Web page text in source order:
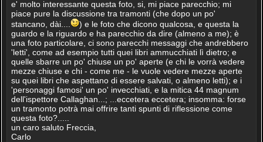
e' molto interessante questa foto, si, mi piace parecchio; mi
piace pure la discussione tra tramonti (che dopo un po'
stancano, dài....
) e le foto che dicono qualcosa, e questa la
guardo e la riguardo e ha parecchio da dire (almeno a me); è
una foto particolare, ci sono parecchi messaggi che andrebbero
'letti', come ad esempio tutti quei libri ammucchiati lì dietro; e
quelle sbarre un po' chiuse un po' aperte (e chi le vorrà vedere
mezze chiuse e chi - come me - le vuole vedere mezze aperte
su quei libri che aspettano di essere salvati, o almeno letti); e i
'personaggi famosi' un po' invecchiati, e la mitica 44 magnum
dell'ispettore Callaghan...; ...eccetera eccetera; insomma: forse
un tramonto potrà mai offrire tanti spunti di riflessione come
questa foto?.....
un caro saluto Freccia,
Carlo